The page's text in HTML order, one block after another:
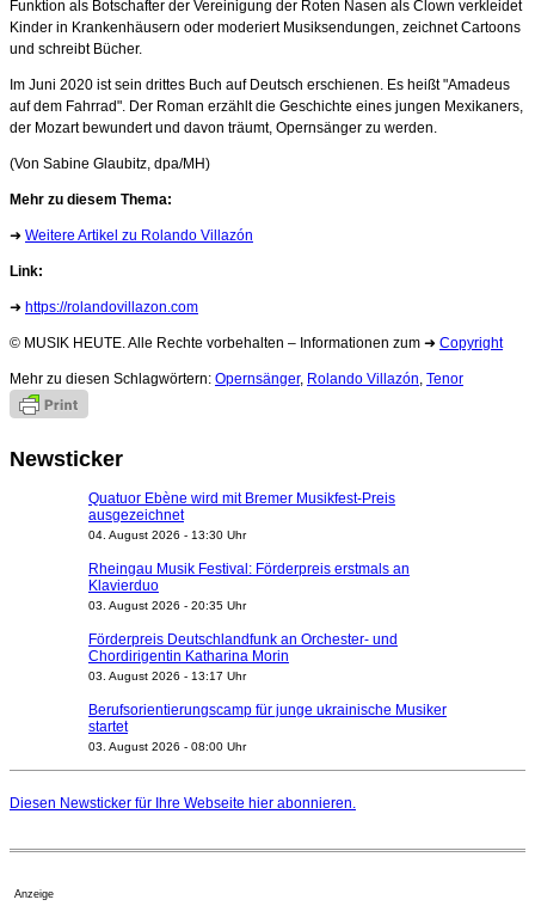
Funktion als Botschafter der Vereinigung der Roten Nasen als Clown verkleidet
Kinder in Krankenhäusern oder moderiert Musiksendungen, zeichnet Cartoons
und schreibt Bücher.
Im Juni 2020 ist sein drittes Buch auf Deutsch erschienen. Es heißt "Amadeus
auf dem Fahrrad". Der Roman erzählt die Geschichte eines jungen Mexikaners,
der Mozart bewundert und davon träumt, Opernsänger zu werden.
(Von Sabine Glaubitz, dpa/MH)
Mehr zu diesem Thema:
➜ Weitere Artikel zu Rolando Villazón
Link:
➜ https://rolandovillazon.com
© MUSIK HEUTE. Alle Rechte vorbehalten – Informationen zum ➜ Copyright
Mehr zu diesen Schlagwörtern: Opernsänger, Rolando Villazón, Tenor
Newsticker
Quatuor Ebène wird mit Bremer Musikfest-Preis
ausgezeichnet
04. August 2026 - 13:30 Uhr
Rheingau Musik Festival: Förderpreis erstmals an
Klavierduo
03. August 2026 - 20:35 Uhr
Förderpreis Deutschlandfunk an Orchester- und
Chordirigentin Katharina Morin
03. August 2026 - 13:17 Uhr
Berufsorientierungscamp für junge ukrainische Musiker
startet
03. August 2026 - 08:00 Uhr
Nationaltheater Mannheim
Regensburger Generalmusikdirektor Stefan Veselka
Diesen Newsticker für Ihre Webseite hier abonnieren.
Anzeige